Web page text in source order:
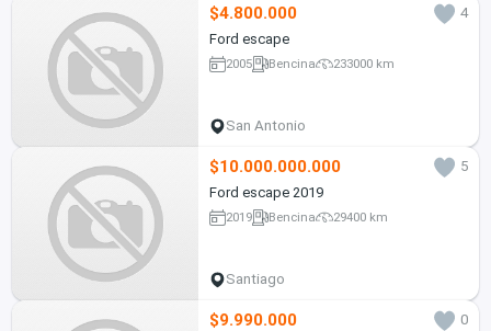
$4.800.000
4
Ford escape
2005 Bencina 233000 km
San Antonio
$10.000.000.000
5
Ford escape 2019
2019 Bencina 29400 km
Santiago
$9.990.000
0